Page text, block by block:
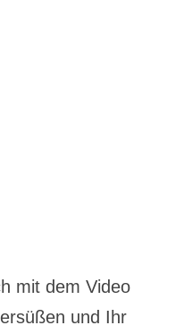
mit dem Video
und Ihr